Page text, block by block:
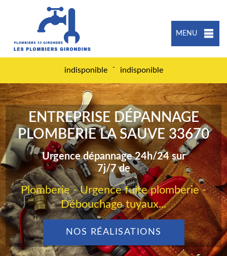
MENU
indisponible - indisponible
ENTREPRISE DÉPANNAGE
PLOMBERIE LA SAUVE 33670
Urgence dépannage 24h/24 sur
7j/7 de
Plomberie - Urgence fuite plomberie -
Débouchage tuyaux...
NOS RÉALISATIONS